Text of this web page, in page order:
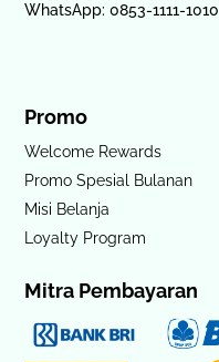
WhatsApp: 0853-1111-1010
Promo
Welcome Rewards
Promo Spesial Bulanan
Misi Belanja
Loyalty Program
Mitra Pembayaran